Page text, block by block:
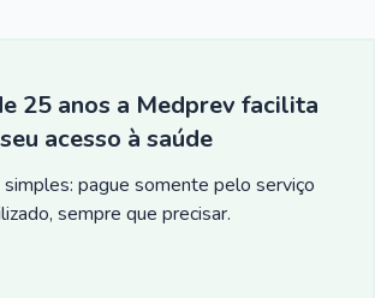
25 anos a Medprev facilita
seu acesso à saúde
simples: pague somente pelo serviço
sempre que precisar.